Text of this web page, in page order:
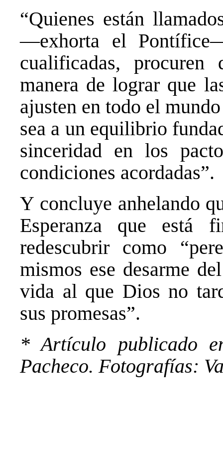
“Quienes están
—exhorta el
cualificadas,
manera de lograr que
ajusten en todo el
sea a un equilibrio
sinceridad en los
condiciones acordadas”.
Y concluye anhelando
Esperanza que está
redescubrir como
mismos ese desarme
vida al que Dios no
sus promesas”.
* Artículo publicado
Pacheco. Fotografías: